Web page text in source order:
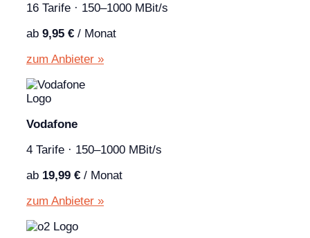
16 Tarife · 150–1000 MBit/s
ab 9,95 € / Monat
zum Anbieter »
Vodafone
4 Tarife · 150–1000 MBit/s
ab 19,99 € / Monat
zum Anbieter »